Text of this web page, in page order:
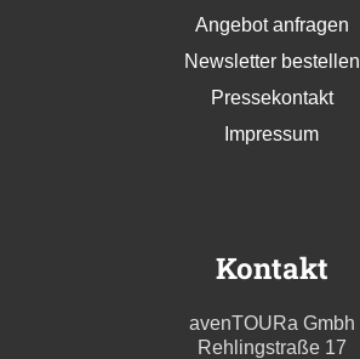
Angebot anfragen
Newsletter bestellen
Pressekontakt
Impressum
Kontakt
avenTOURa Gmbh
Rehlingstraße 17